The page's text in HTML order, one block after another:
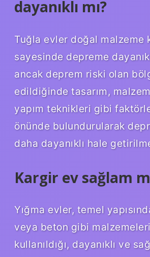
dayanıklı mı?
Tuğla evler doğal malzeme
sayesinde depreme
ancak deprem riski olan
edildiğinde tasarım,
yapım teknikleri gibi
önünde bulundurularak
daha dayanıklı hale
Kargir ev sağlam
Yığma evler, temel
veya beton gibi
kullanıldığı, dayanıklı ve